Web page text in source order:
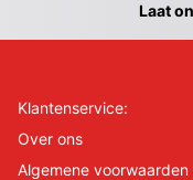
Laat
Klantenservice:
Over ons
Algemene voorwaarden